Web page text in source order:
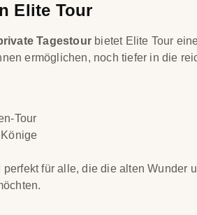
Elite Tour
Tagestour bietet Elite Tour
ermöglichen, noch tiefer in die
Tour
für alle, die die alten Wunder